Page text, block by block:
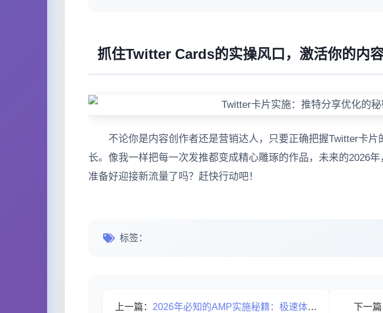
抓住Twitter Cards的实操风口，激活你的内容
不论你是内容创作者还是营销达人，只要正确把握Twitter卡
长。像我一样把每一次发推都变成精心雕琢的作品，未来的2026
准备好迎接新流量了吗？赶快行动吧！
标签：
上一篇： 2026年必知的AMP实施秘籍：极速体验的全新未来 下一篇